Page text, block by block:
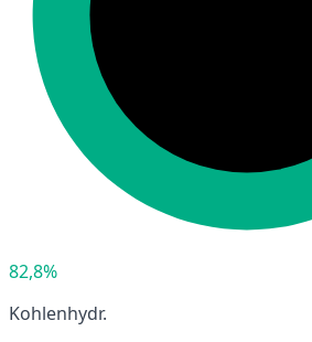
82,8%
Kohlenhydr.